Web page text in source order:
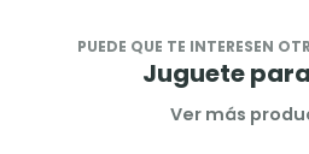
PUEDE QUE TE INTERESEN
Juguete
Ver más